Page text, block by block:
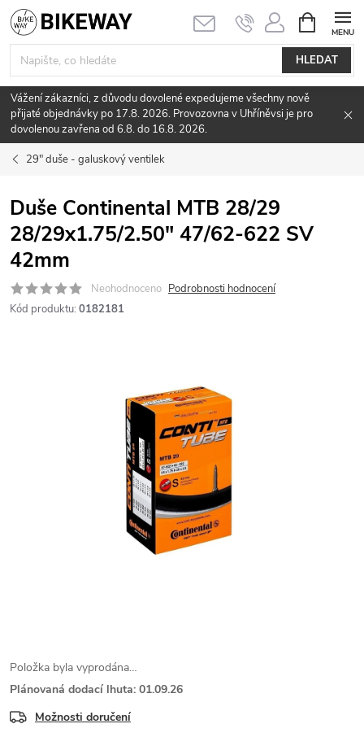
Přejít
na
obsah
HLEDAT
NÁKUPNÍ
KOŠÍK
Vážení zákazníci, z důvodu dovolené expedujeme všechny nově
přijaté objednávky po 17.8. 2026. Provozovna v Uhříněvsi je pro
dovolenou zavřena od 6.8. do 16.8. 2026.
29" duše - galuskový ventilek
Duše Continental MTB 28/29
28/29x1.75/2.50" 47/62-622 SV
42mm
Neohodnoceno Podrobnosti hodnocení
Kód produktu: 0182181
Položka byla vyprodána…
Plánovaná dodací lhuta: 01.09.26
Možnosti doručení